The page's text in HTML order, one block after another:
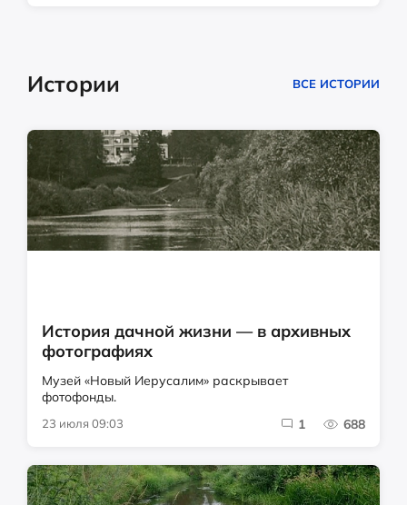
Истории ВСЕ ИСТОРИИ
История дачной жизни — в архивных
фотографиях
Музей «Новый Иерусалим» раскрывает
фотофонды.
23 июля 09:03 1 688